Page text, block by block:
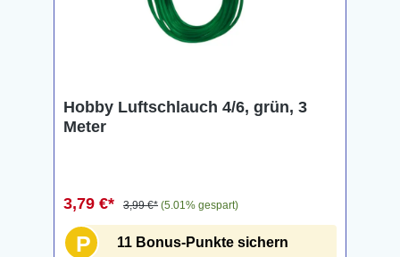
Hobby Luftschlauch 4/6, grün, 3
Meter
3,79 €* 3,99 €* (5.01% gespart)
P 11 Bonus-Punkte sichern